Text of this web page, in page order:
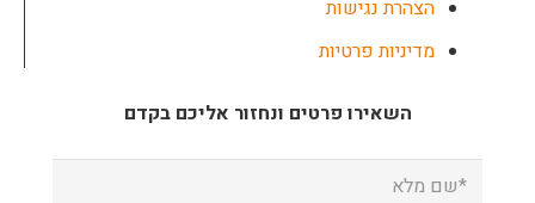
הצהרת נגישות
מדיניות פרטיות
השאירו פרטים ונחזור אליכם בקדם